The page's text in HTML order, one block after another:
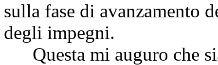
sulla fase di avanzamento
degli impegni.
Questa mi auguro che